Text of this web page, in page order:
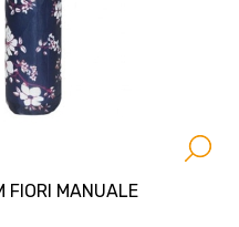
FIORI MANUALE